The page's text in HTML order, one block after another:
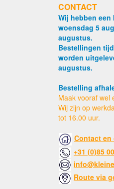
CONTACT
Wij hebben
woensdag 5
augustus.
Bestellingen
worden
augustus.
Bestelling
Maak vooraf wel
Wij zijn op
tot 16.00 uur.
Contact
+31 (0)85
Route via